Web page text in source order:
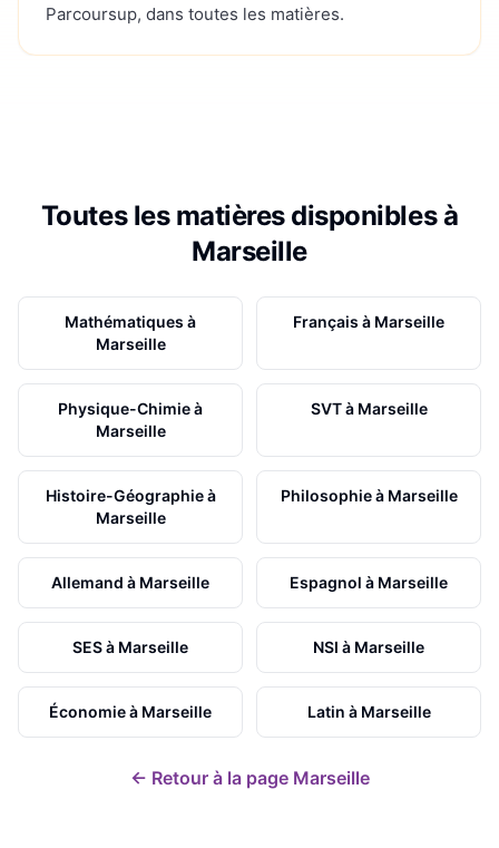
Parcoursup, dans toutes les matières.
Toutes les matières disponibles à
Marseille
Mathématiques à
Marseille
Français à Marseille
Physique-Chimieà
Marseille
SVTà Marseille
Histoire-Géographieà
Marseille
Philosophieà Marseille
Allemand à Marseille Espagnol à Marseille
SESà Marseille NSI à Marseille
Économieà Marseille Latin à Marseille
← Retour à la page Marseille